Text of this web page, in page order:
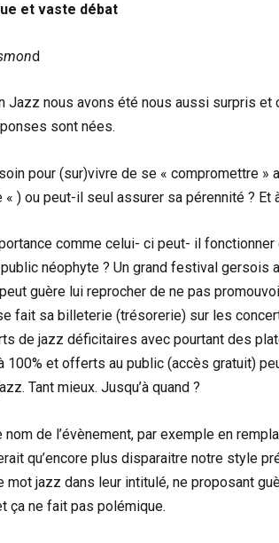
et vaste débat
d
Jazz nous avons été nous aussi surpris
sont nées.
pour (sur)vivre de se « compromettre »
« ) ou peut-il seul assurer sa pérennité ?
comme celui- ci peut- il
néophyte ? Un grand festival
guère lui reprocher de ne pas
fait sa billeterie (trésorerie) sur les
de jazz déficitaires avec pourtant des
100% et offerts au public (accès gratuit)
Tant mieux. Jusqu’à quand ?
nom de l’évènement, par exemple en
qu’encore plus disparaitre notre style
mot jazz dans leur intitulé, ne proposant
ça ne fait pas polémique.